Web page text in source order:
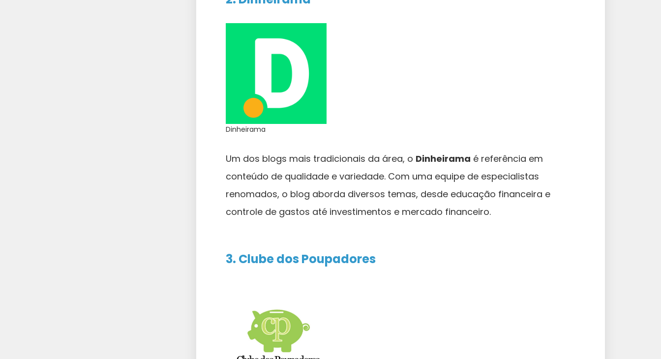
Dinheirama
Um dos blogs mais tradicionais da área, o Dinheirama é referência em
conteúdo de qualidade e variedade. Com uma equipe de especialistas
renomados, o blog aborda diversos temas, desde educação financeira e
controle de gastos até investimentos e mercado financeiro.
3. Clube dos Poupadores